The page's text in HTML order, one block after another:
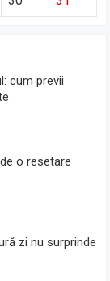
cum previi
o resetare
zi nu surprinde